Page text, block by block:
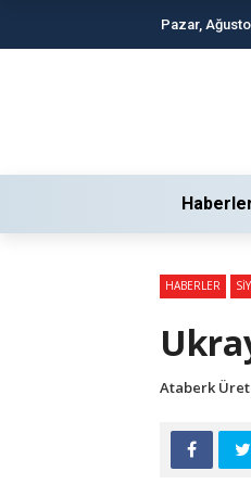
Pazar,
HABERLER
Ataberk Üret